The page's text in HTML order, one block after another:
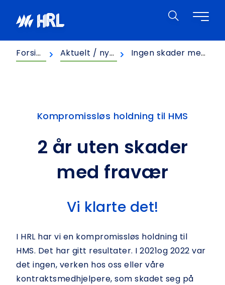
Forsiden HRL Aktuelt / nyheter Ingen skader med fravær
Kompromissløs holdning til HMS
2 år uten skader
med fravær
Vi klarte det!
I HRL har vi en kompromissløs holdning til
HMS. Det har gitt resultater. I 2021og 2022 var
det ingen, verken hos oss eller våre
kontraktsmedhjelpere, som skadet seg på